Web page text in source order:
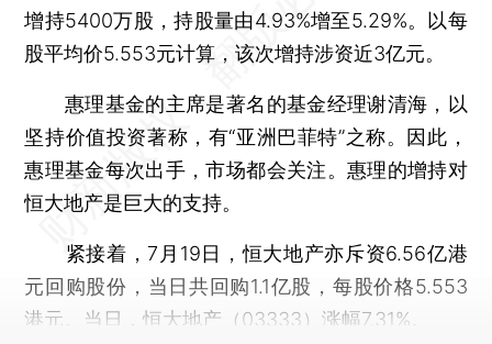
增持5400万股，持股量由4.93%增至5.29%。以每
股平均价5.553元计算，该次增持涉资近3亿元。
惠理基金的主席是著名的基金经理谢清海，以
坚持价值投资著称，有“亚洲巴菲特”之称。因此，
惠理基金每次出手，市场都会关注。惠理的增持对
恒大地产是巨大的支持。
紧接着，7月19日，恒大地产亦斥资6.56亿港
元回购股份，当日共回购1.1亿股，每股价格5.553
港元。当日，恒大地产（03333）涨幅7.31%。